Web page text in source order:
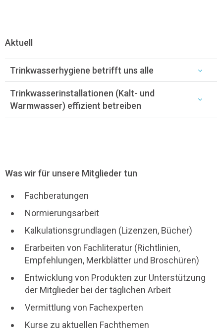
Aktuell
Trinkwasserhygiene betrifft uns alle
Trinkwasserinstallationen (Kalt- und
Warmwasser) effizient betreiben
Was wir für unsere Mitglieder tun
Fachberatungen
Normierungsarbeit
Kalkulationsgrundlagen (Lizenzen, Bücher)
Erarbeiten von Fachliteratur (Richtlinien,
Empfehlungen, Merkblätter und Broschüren)
Entwicklung von Produkten zur Unterstützung
der Mitglieder bei der täglichen Arbeit
Vermittlung von Fachexperten
Kurse zu aktuellen Fachthemen